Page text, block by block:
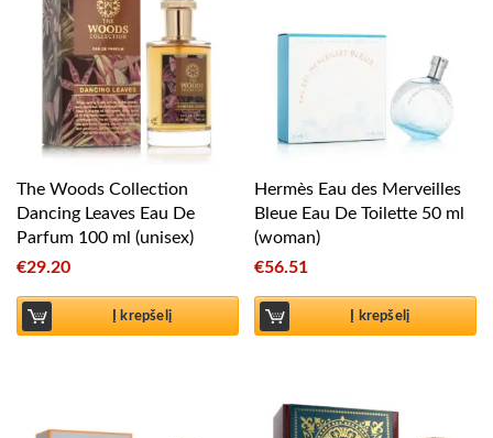
The Woods Collection
Dancing Leaves Eau De
Parfum 100 ml (unisex)
€29.20
Į krepšelį
Hermès Eau des Merveilles
Bleue Eau De Toilette 50 ml
(woman)
€56.51
Į krepšelį